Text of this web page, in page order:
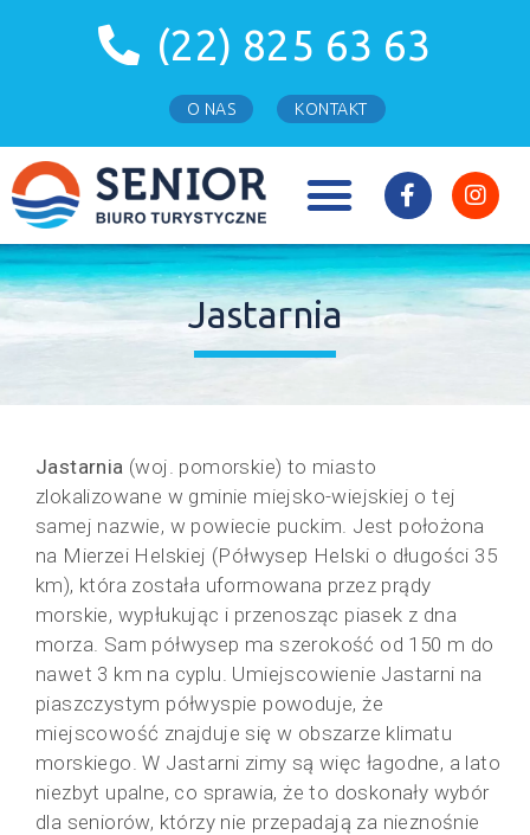
(22) 825 63 63
O NAS KONTAKT
Jastarnia
Jastarnia (woj. pomorskie) to miasto
zlokalizowane w gminie miejsko-wiejskiej o tej
samej nazwie, w powiecie puckim. Jest położona
na Mierzei Helskiej (Półwysep Helski o długości 35
km), która została uformowana przez prądy
morskie, wypłukując i przenosząc piasek z dna
morza. Sam półwysep ma szerokość od 150 m do
nawet 3 km na cyplu. Umiejscowienie Jastarni na
piaszczystym półwyspie powoduje, że
miejscowość znajduje się w obszarze klimatu
morskiego. W Jastarni zimy są więc łagodne, a lato
niezbyt upalne, co sprawia, że to doskonały wybór
dla seniorów, którzy nie przepadają za nieznośnie